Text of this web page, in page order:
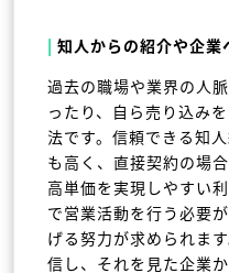
| 知人からの紹介や企業
過去の職場や業界の人
ったり、自ら売り込み
法です。信頼できる知
も高く、直接契約の場
高単価を実現しやすい
で営業活動を行う必要
げる努力が求められま
信し、それを見た企業